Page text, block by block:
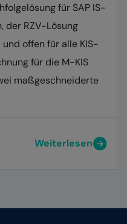
für SAP IS-
der RZV-Lösung
offen für alle KIS-
für die M-KIS
maßgeschneiderte
Weiterlesen